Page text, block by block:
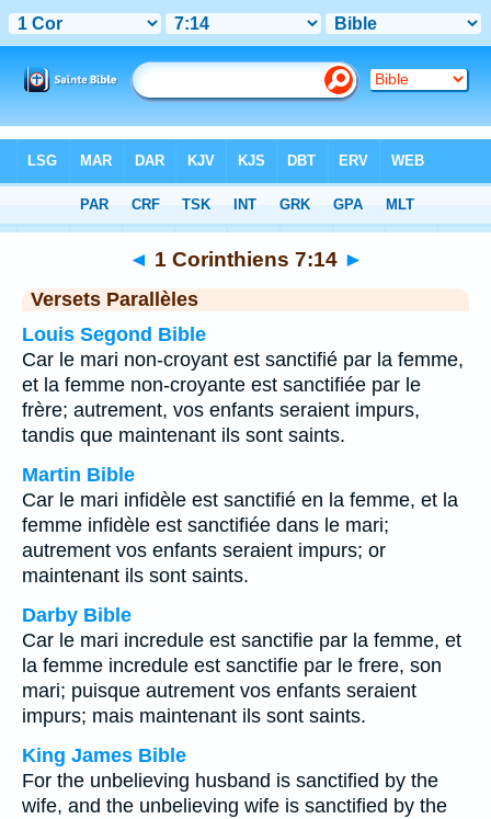
> Chapitre 7 > Verset 14
◄ 1 Corinthiens 7:14 ►
Versets Parallèles
Louis Segond Bible
Car le mari non-croyant est sanctifié par la femme,
et la femme non-croyante est sanctifiée par le
frère; autrement, vos enfants seraient impurs,
tandis que maintenant ils sont saints.
Martin Bible
Car le mari infidèle est sanctifié en la femme, et la
femme infidèle est sanctifiée dans le mari;
autrement vos enfants seraient impurs; or
maintenant ils sont saints.
Darby Bible
Car le mari incredule est sanctifie par la femme, et
la femme incredule est sanctifie par le frere, son
mari; puisque autrement vos enfants seraient
impurs; mais maintenant ils sont saints.
King James Bible
For the unbelieving husband is sanctified by the
wife, and the unbelieving wife is sanctified by the